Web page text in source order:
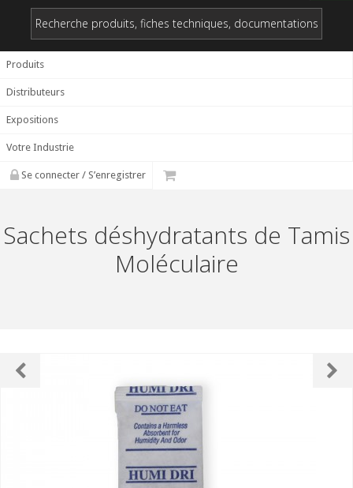
Produits
Distributeurs
Expositions
Votre Industrie
Se connecter / S’enregistrer
Sachets déshydratants de Tamis
Moléculaire